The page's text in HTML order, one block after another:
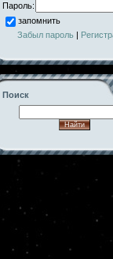
Пароль:
запомнить
Забыл пароль |
Поиск